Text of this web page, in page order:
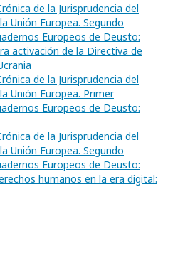
de la Jurisprudencia del
Unión Europea. Segundo
Europeos de Deusto:
activación de la Directiva de
de la Jurisprudencia del
Unión Europea. Primer
Europeos de Deusto:
de la Jurisprudencia del
Unión Europea. Segundo
Europeos de Deusto:
humanos en la era digital: